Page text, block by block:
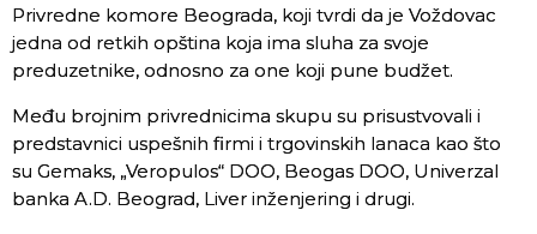
Privredne komore Beograda, koji tvrdi da je Voždovac
jedna od retkih opština koja ima sluha za svoje
preduzetnike, odnosno za one koji pune budžet.
Među brojnim privrednicima skupu su prisustvovali i
predstavnici uspešnih firmi i trgovinskih lanaca kao što
su Gemaks, „Veropulos“ DOO, Beogas DOO, Univerzal
banka A.D. Beograd, Liver inženjering i drugi.